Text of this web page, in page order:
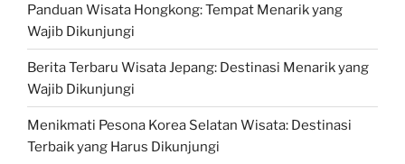
Panduan Wisata Hongkong: Tempat Menarik yang
Wajib Dikunjungi
Berita Terbaru Wisata Jepang: Destinasi Menarik yang
Wajib Dikunjungi
Menikmati Pesona Korea Selatan Wisata: Destinasi
Terbaik yang Harus Dikunjungi